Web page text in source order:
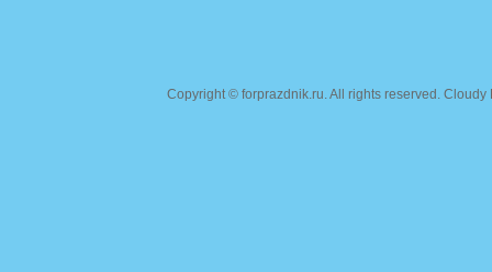
Copyright © forprazdnik.ru. All rights reserved.